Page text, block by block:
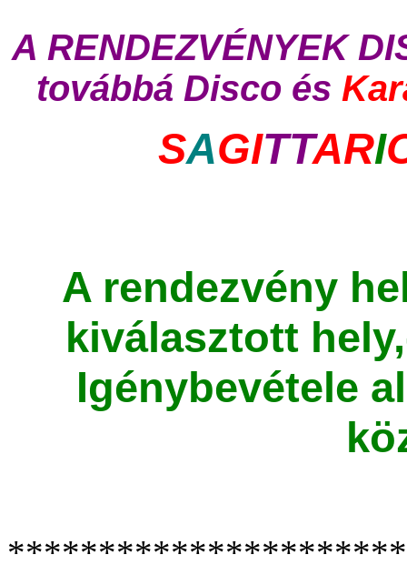
A RENDEZVÉNYEK
továbbá Disco és
SAGITTARI
A rendezvény
kiválasztott
Igénybevétele